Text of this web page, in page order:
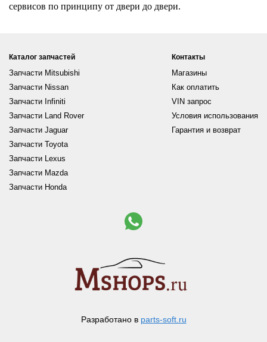
сервисов по принципу от двери до двери.
Каталог запчастей
Запчасти Mitsubishi
Запчасти Nissan
Запчасти Infiniti
Запчасти Land Rover
Запчасти Jaguar
Запчасти Toyota
Запчасти Lexus
Запчасти Mazda
Запчасти Honda
Контакты
Магазины
Как оплатить
VIN запрос
Условия использования
Гарантия и возврат
Разработано в parts-soft.ru